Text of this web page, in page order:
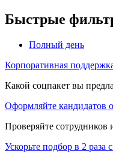
Быстрые
Полный день
Корпоративная
Какой соцпакет вы
Оформляйте кандидатов
Проверяйте
Ускорьте подбор в 2 раза